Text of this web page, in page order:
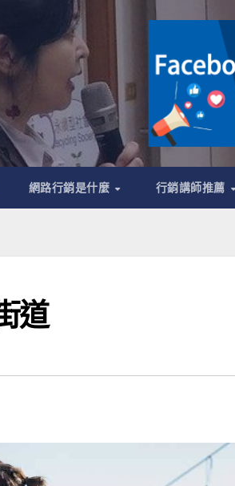
網路行銷是什麼 行銷講師推薦
道